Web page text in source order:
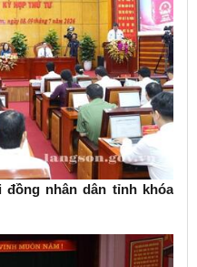
nhân dân tỉnh khóa